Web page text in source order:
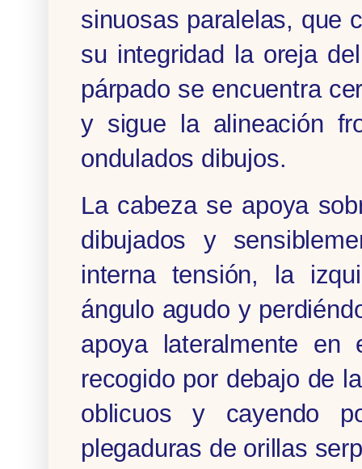
sinuosas paralelas, que
su integridad la oreja
párpado se encuentra
y sigue la alineación
ondulados dibujos.
La cabeza se apoya
dibujados y
interna tensión, la
ángulo agudo y
apoya lateral­mente en
recogido por debajo de
oblicuos y cayendo
plegaduras de orillas